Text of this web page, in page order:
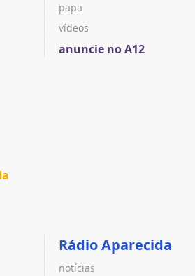
papa
vídeos
anuncie no A12
Rádio Aparecida
notícias